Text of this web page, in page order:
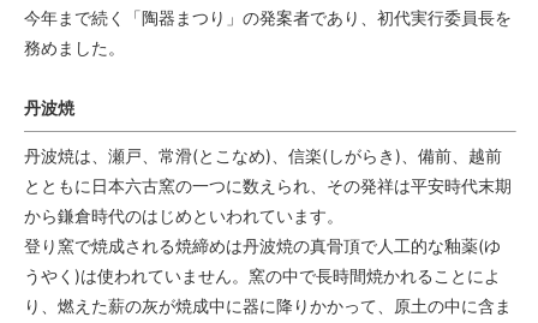
今年まで続く「陶器まつり」の発案者であり、初代実行委員長を
務めました。
丹波焼
丹波焼は、瀬戸、常滑(とこなめ)、信楽(しがらき)、備前、越前
とともに日本六古窯の一つに数えられ、その発祥は平安時代末期
から鎌倉時代のはじめといわれています。
登り窯で焼成される焼締めは丹波焼の真骨頂で人工的な釉薬(ゆ
うやく)は使われていません。窯の中で長時間焼かれることによ
り、燃えた薪の灰が焼成中に器に降りかかって、原土の中に含ま